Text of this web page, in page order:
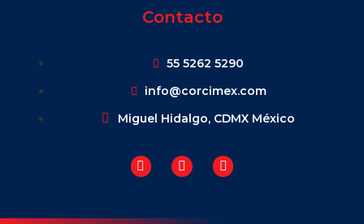
Contacto
55 5262 5290
info@corcimex.com
Miguel Hidalgo, CDMX México